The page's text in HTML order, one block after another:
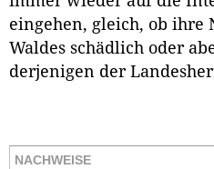
eingehen, gleich, ob ihre
Waldes schädlich oder
derjenigen der
NACHWEISE